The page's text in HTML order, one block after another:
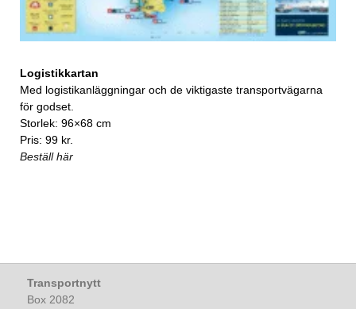
Logistikkartan
Med logistikanläggningar och de viktigaste transportvägarna
för godset.
Storlek: 96×68 cm
Pris: 99 kr.
Beställ här
Transportnytt
Box 2082